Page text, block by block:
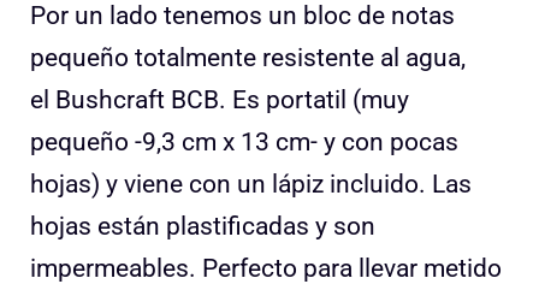
Por un lado tenemos un bloc de notas
pequeño totalmente resistente al agua,
el Bushcraft BCB. Es portatil (muy
pequeño -9,3 cm x 13 cm- y con pocas
hojas) y viene con un lápiz incluido. Las
hojas están plastificadas y son
impermeables. Perfecto para llevar metido